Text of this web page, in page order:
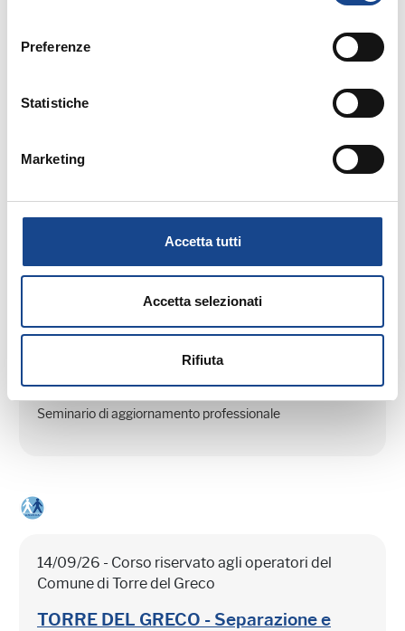
Preferenze
Statistiche
Marketing
Accetta tutti
Accetta selezionati
Rifiuta
Estate all'ombra dei cipressi
Seminario di aggiornamento professionale
professionale
CASTEL SAN PIETRO TERME (BO) -
La cittadinanza italiana dopo la legge
Seminario di aggiornamento professionale
14/09/26 - Corso riservato agli operatori del
Comune di Torre del Greco
TORRE DEL GRECO - Separazione e